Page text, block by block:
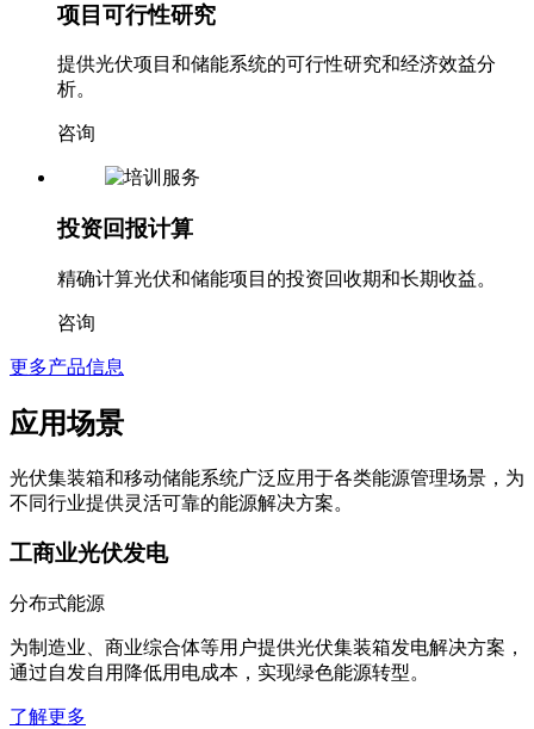
项目可行性研究
提供光伏项目和储能系统的可行性研究和经济效益分
析。
咨询
投资回报计算
精确计算光伏和储能项目的投资回收期和长期收益。
咨询
更多产品信息
应用场景
光伏集装箱和移动储能系统广泛应用于各类能源管理场景，为
不同行业提供灵活可靠的能源解决方案。
工商业光伏发电
分布式能源
为制造业、商业综合体等用户提供光伏集装箱发电解决方案，
通过自发自用降低用电成本，实现绿色能源转型。
了解更多